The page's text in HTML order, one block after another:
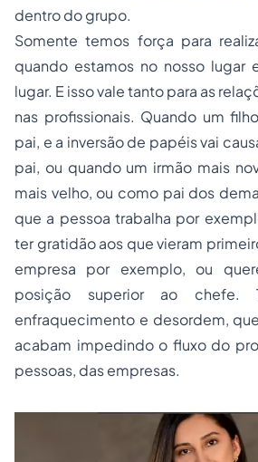
dentro do grupo.
Somente temos força para
quando estamos no nosso lugar
lugar. E isso vale tanto para as
nas profissionais. Quando um
pai, e a inversão de papéis vai
pai, ou quando um irmão mais
mais velho, ou como pai dos
que a pessoa trabalha por
ter gratidão aos que vieram
empresa por exemplo, ou
posição superior ao chefe.
enfraquecimento e desordem,
acabam impedindo o fluxo do
pessoas, das empresas.